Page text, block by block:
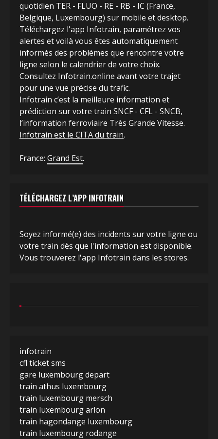
quotidien TER - FLUO - RE - RB - IC (France,
Belgique, Luxembourg) sur mobile et desktop.
Téléchargez l'app Infotrain, paramétrez vos
alertes et voilà vous êtes automatiquement
informés des problèmes que rencontre votre
ligne selon le calendrier de votre choix.
Consultez Infotrain.online avant votre trajet
pour une vue précise du trafic.
Infotrain c’est la meilleure information et
prédiction sur votre train SNCF - CFL - SNCB,
l’information ferroviaire Très Grande Vitesse.
Infotrain est le CITA du train.
France: Grand Est.
TÉLÉCHARGEZ L’APP INFOTRAIN
Soyez informé(e) des incidents sur votre ligne ou
votre train dès que l'information est disponible.
Vous trouverez l'app Infotrain dans les stores.
infotrain
cfl ticket sms
gare luxembourg depart
train athus luxembourg
train luxembourg mersch
train luxembourg arlon
train hagondange luxembourg
train luxembourg rodange